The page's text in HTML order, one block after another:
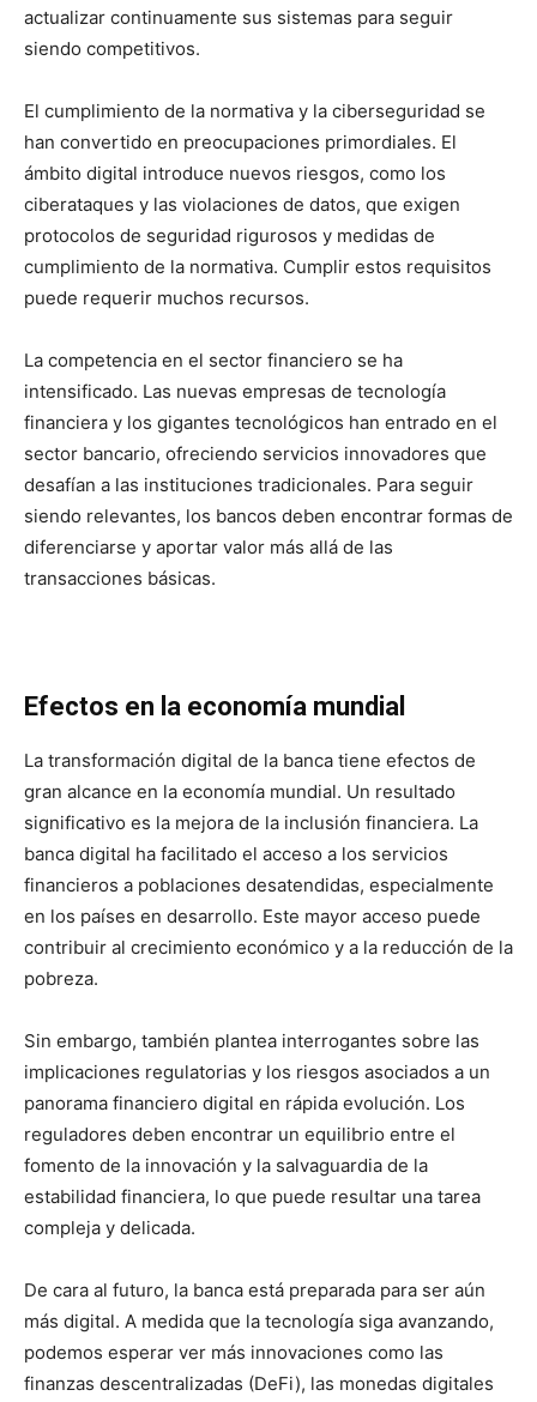
actualizar continuamente sus sistemas para seguir
siendo competitivos.
El cumplimiento de la normativa y la ciberseguridad se
han convertido en preocupaciones primordiales. El
ámbito digital introduce nuevos riesgos, como los
ciberataques y las violaciones de datos, que exigen
protocolos de seguridad rigurosos y medidas de
cumplimiento de la normativa. Cumplir estos requisitos
puede requerir muchos recursos.
La competencia en el sector financiero se ha
intensificado. Las nuevas empresas de tecnología
financiera y los gigantes tecnológicos han entrado en el
sector bancario, ofreciendo servicios innovadores que
desafían a las instituciones tradicionales. Para seguir
siendo relevantes, los bancos deben encontrar formas de
diferenciarse y aportar valor más allá de las
transacciones básicas.
Efectos en la economía mundial
La transformación digital de la banca tiene efectos de
gran alcance en la economía mundial. Un resultado
significativo es la mejora de la inclusión financiera. La
banca digital ha facilitado el acceso a los servicios
financieros a poblaciones desatendidas, especialmente
en los países en desarrollo. Este mayor acceso puede
contribuir al crecimiento económico y a la reducción de la
pobreza.
Sin embargo, también plantea interrogantes sobre las
implicaciones regulatorias y los riesgos asociados a un
panorama financiero digital en rápida evolución. Los
reguladores deben encontrar un equilibrio entre el
fomento de la innovación y la salvaguardia de la
estabilidad financiera, lo que puede resultar una tarea
compleja y delicada.
De cara al futuro, la banca está preparada para ser aún
más digital. A medida que la tecnología siga avanzando,
podemos esperar ver más innovaciones como las
finanzas descentralizadas (DeFi), las monedas digitales